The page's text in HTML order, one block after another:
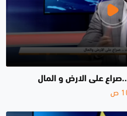
على الارض و المال